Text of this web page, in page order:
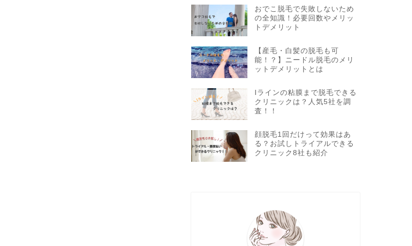
おでこ脱毛で失敗しないため
の全知識！必要回数やメリッ
トデメリット
【産毛・白髪の脱毛も可
能！？】ニードル脱毛のメリ
ットデメリットとは
Iラインの粘膜まで脱毛できる
クリニックは？人気5社を調
査！！
顔脱毛1回だけって効果はあ
る？お試しトライアルできる
クリニック8社も紹介